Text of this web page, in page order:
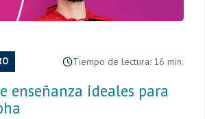
Tiempo de lectura: 16 min.
enseñanza ideales para